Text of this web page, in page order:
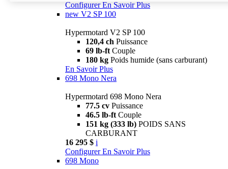
Configurer En Savoir Plus
new V2 SP 100
Hypermotard V2 SP 100
120,4 ch Puissance
69 lb-ft Couple
180 kg Poids humide (sans carburant)
En Savoir Plus
698 Mono Nera
Hypermotard 698 Mono Nera
77.5 cv Puissance
46.5 lb-ft Couple
151 kg (333 lb) POIDS SANS
CARBURANT
16 295 $ i
Configurer En Savoir Plus
698 Mono